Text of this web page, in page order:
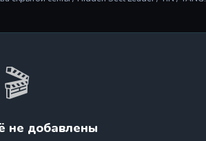
🎬
не добавлены